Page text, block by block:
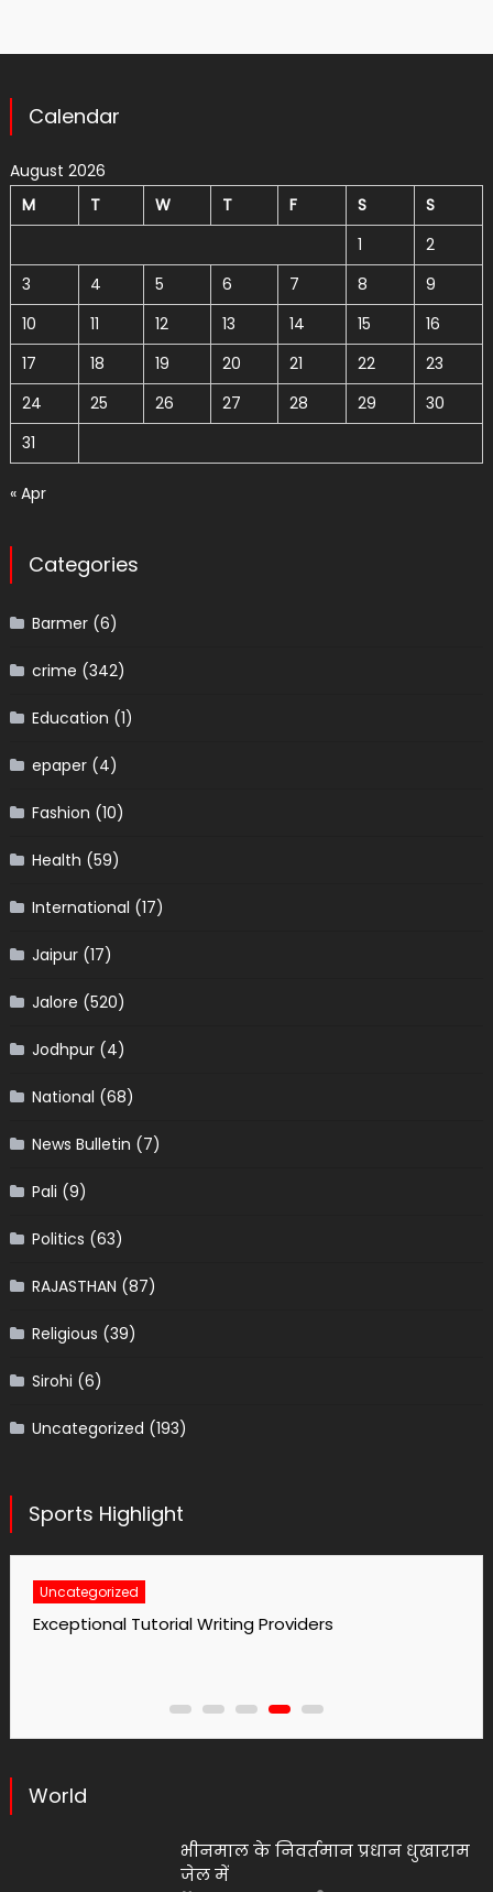
Calendar
August 2026
M
T W T F S
S
1
2
3
4 5 6 7 8
9
10
11 12 13 14 15
16
17
18 19 20 21 22
23
24
25 26 27 28 29
30
31
« Apr
Categories
Barmer(6)
crime (342)
Education (1)
epaper(4)
Fashion (10)
Health (59)
International (17)
Jaipur(17)
Jalore (520)
Jodhpur(4)
National (68)
News Bulletin (7)
Pali (9)
Politics (63)
RAJASTHAN (87)
Religious (39)
Sirohi (6)
Uncategorized (193)
Sports Highlight
Uncategorized
No1 Essay Writing Service Grabmyessay Com
World
भीनमाल के निवर्तमान प्रधान धुखाराम
जेल में